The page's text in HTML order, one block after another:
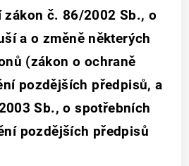
zákon č. 86/2002 Sb., o
a o změně některých
(zákon o ochraně
pozdějších předpisů, a
Sb., o spotřebních
pozdějších předpisů